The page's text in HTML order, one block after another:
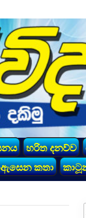
හරිත දනව්ව
කතා